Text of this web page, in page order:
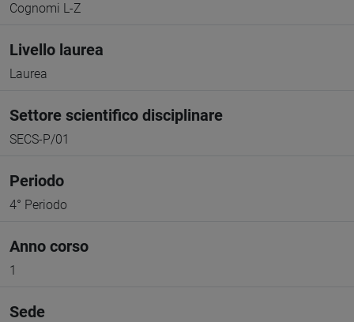
Cognomi L-Z
Livello laurea
Laurea
Settore scientifico disciplinare
SECS-P/01
Periodo
4° Periodo
Anno corso
1
Sede